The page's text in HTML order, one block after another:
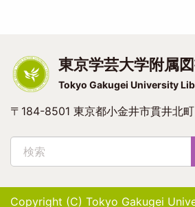
東京学芸大学附属
Tokyo Gakugei University
〒184-8501 東京都小金井市貫井北
検索
Copyright (C) Tokyo Gakugei